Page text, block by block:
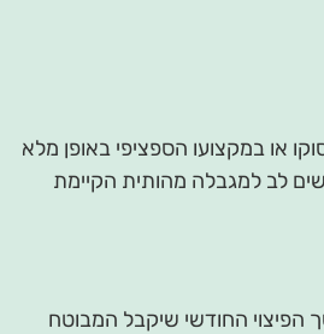
או במקצועו הספציפי באופן מלא
לב למגבלה מהותית הקיימת
הפיצוי החודשי שיקבל המבוטח